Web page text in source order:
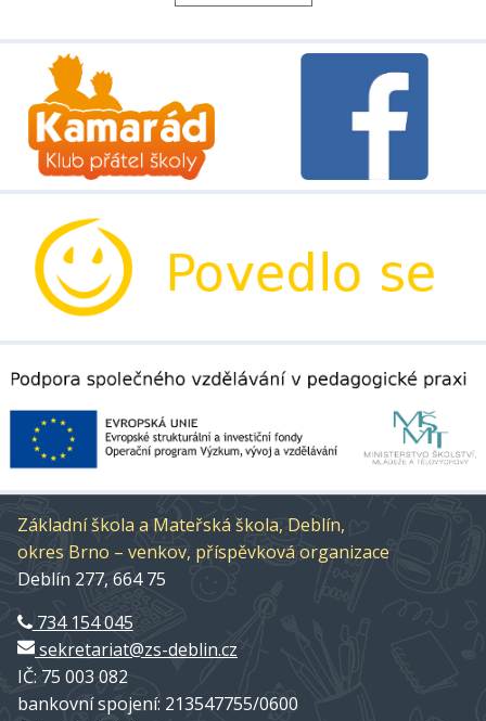
Základní škola a Mateřská škola, Deblín,
okres Brno – venkov, příspěvková organizace
Deblín 277, 664 75
734 154 045
sekretariat@zs-deblin.cz
IČ: 75 003 082
bankovní spojení: 213547755/0600